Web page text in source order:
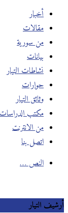
أخبار
مقالات
من سورية
بيانات
نشاطات التيار
حوارات
وثائق التيار
مكتب
من الانترنت
اتصل بنا
النص …
أرشيف التيار